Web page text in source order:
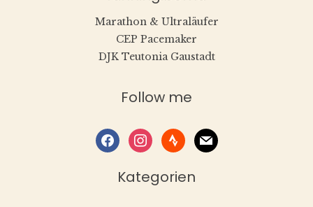
Marathon & Ultraläufer
CEP Pacemaker
DJK Teutonia Gaustadt
Follow me
facebookinstagram
stravamail
Kategorien